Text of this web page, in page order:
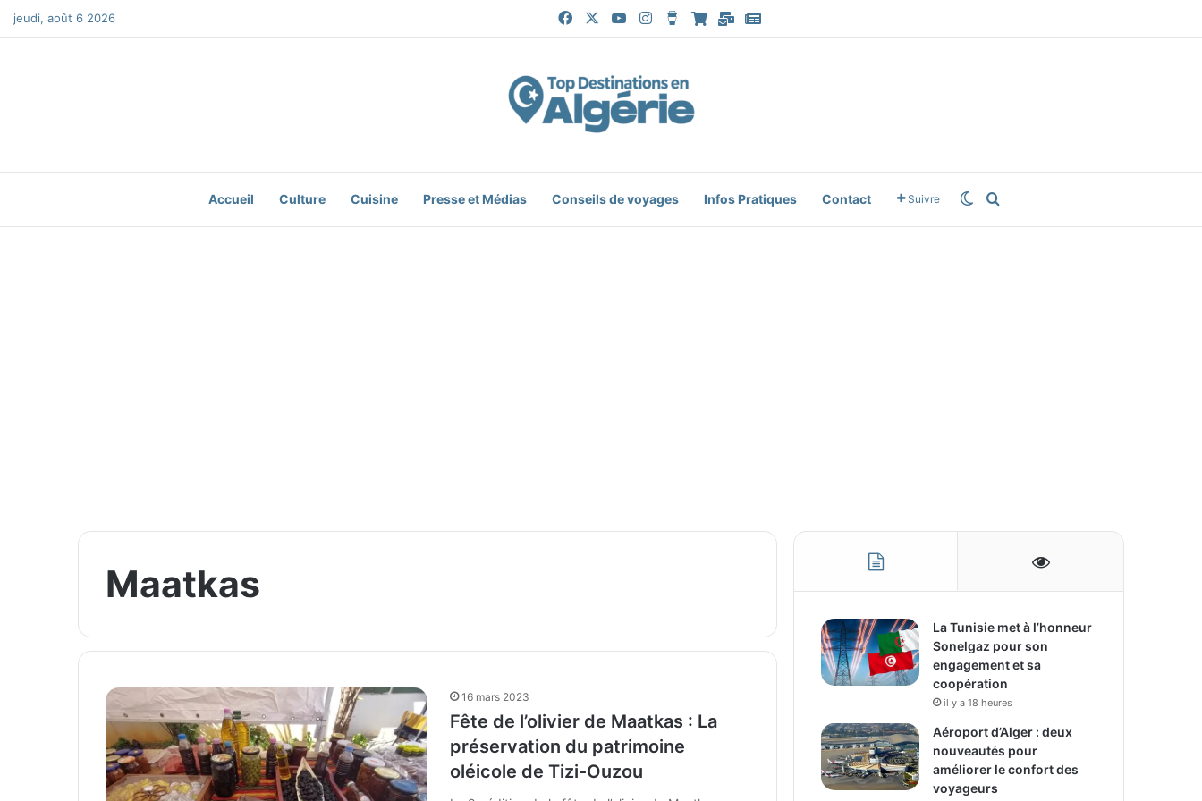
jeudi, août 6 2026 FacebookYouTubeInstagramBuy Me a Coffee
Boutique
MailGoogle News
Accueil Culture Cuisine Presse et Médias Conseils de voyages Infos Pratiques Contact Suivre Switch skin
Maatkas
16 mars 2023
Fête de l’olivier de Maatkas : La
préservation du patrimoine
oléicole de Tizi-Ouzou
La Tunisie met à l’honneur
Sonelgaz pour son
engagement et sa
coopération
il y a 18 heures
Aéroport d’Alger : deux
nouveautés pour
améliorer le confort des
voyageurs